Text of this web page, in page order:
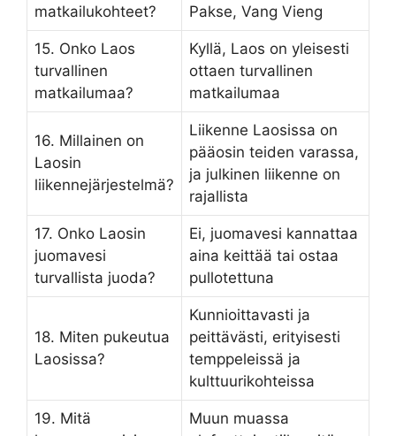
matkailukohteet?
Pakse, Vang Vieng
15. Onko Laos
turvallinen
matkailumaa?
Kyllä, Laos on yleisesti
ottaen turvallinen
matkailumaa
16. Millainen on
Laosin
liikennejärjestelmä?
Liikenne Laosissa on
pääosin teiden varassa,
ja julkinen liikenne on
rajallista
17. Onko Laosin
juomavesi
turvallista juoda?
Ei, juomavesi kannattaa
aina keittää tai ostaa
pullotettuna
18. Miten pukeutua
Laosissa?
Kunnioittavasti ja
peittävästi, erityisesti
temppeleissä ja
kulttuurikohteissa
19. Mitä
Muun muassa